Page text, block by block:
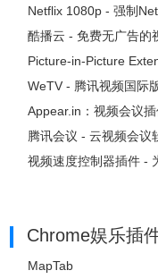
Netflix 1080p - 强制
酷播云 - 免费无广告的
Picture-in-Picture
WeTV - 腾讯视频国际
Appear.in：视频会议
腾讯会议 - 云视频会议
视频速度控制器插件 -
Chrome娱乐插
MapTab